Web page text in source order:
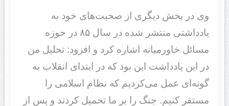
وی در بخش دیگری از صحبت‌های خود به
یادداشتی منتشر شده در سال ۸۵ در حوزه
مسائل خاورمیانه اشاره کرد و افزود: تحلیل من
در این یادداشت این بود که در ابتدای انقلاب به‌
گونه‌ای عمل می‌کردیم که نظام اسلامی را
مستقر کنیم. جنگ را بر ما تحمیل کردند و پس از